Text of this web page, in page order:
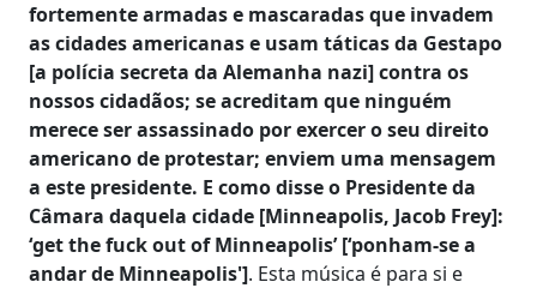
fortemente armadas e mascaradas que invadem
as cidades americanas e usam táticas da Gestapo
[a polícia secreta da Alemanha nazi] contra os
nossos cidadãos; se acreditam que ninguém
merece ser assassinado por exercer o seu direito
americano de protestar; enviem uma mensagem
a este presidente. E como disse o Presidente da
Câmara daquela cidade [Minneapolis, Jacob Frey]:
‘get the fuck out of Minneapolis’ [‘ponham-se a
andar de Minneapolis']. Esta música é para si e